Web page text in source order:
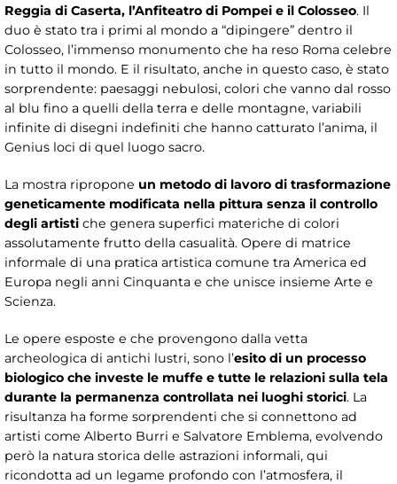
Reggia di Caserta, l’Anfiteatro di Pompei e il Colosseo. Il
duo è stato tra i primi al mondo a “dipingere” dentro il
Colosseo, l’immenso monumento che ha reso Roma celebre
in tutto il mondo. E il risultato, anche in questo caso, è stato
sorprendente: paesaggi nebulosi, colori che vanno dal rosso
al blu fino a quelli della terra e delle montagne, variabili
infinite di disegni indefiniti che hanno catturato l’anima, il
Genius loci di quel luogo sacro.
La mostra ripropone un metodo di lavoro di trasformazione
geneticamente modificata nella pittura senza il controllo
degli artisti che genera superfici materiche di colori
assolutamente frutto della casualità. Opere di matrice
informale di una pratica artistica comune tra America ed
Europa negli anni Cinquanta e che unisce insieme Arte e
Scienza.
Le opere esposte e che provengono dalla vetta
archeologica di antichi lustri, sono l’esito di un processo
biologico che investe le muffe e tutte le relazioni sulla tela
durante la permanenza controllata nei luoghi storici. La
risultanza ha forme sorprendenti che si connettono ad
artisti come Alberto Burri e Salvatore Emblema, evolvendo
però la natura storica delle astrazioni informali, qui
ricondotta ad un legame profondo con l’atmosfera, il